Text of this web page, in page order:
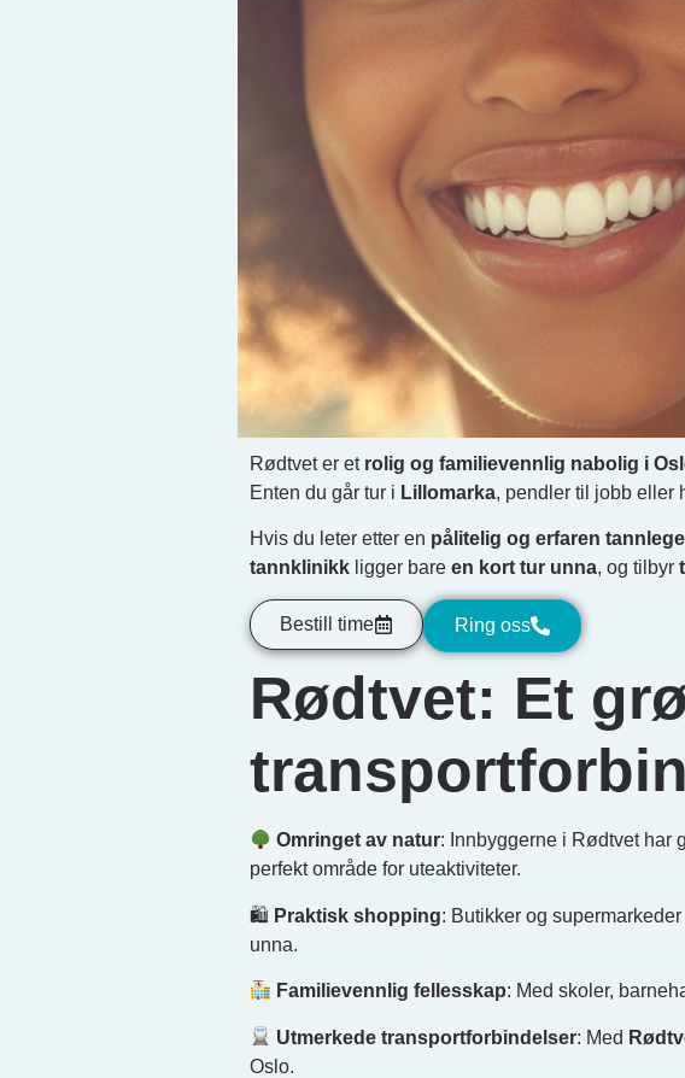
Rødtvet er et rolig og familievennlig nabolig i
Enten du går tur i Lillomarka, pendler til jobb eller
Hvis du leter etter en pålitelig og erfaren
tannklinikk ligger bare en kort tur unna, og tilbyr
Bestill time Ring oss
Rødtvet: Et
Omringet av natur: Innbyggerne i Rødtvet har
perfekt område for uteaktiviteter.
🛍 Praktisk shopping: Butikker og
unna.
Familievennlig fellesskap: Med skoler,
Utmerkede transportforbindelser: Med
Oslo.